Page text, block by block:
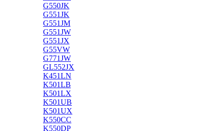
G550JK
G551JK
G551JM
G551JW
G551JX
G55VW
G771JW
GL552JX
K451LN
K501LB
K501LX
K501UB
K501UX
K550CC
K550DP